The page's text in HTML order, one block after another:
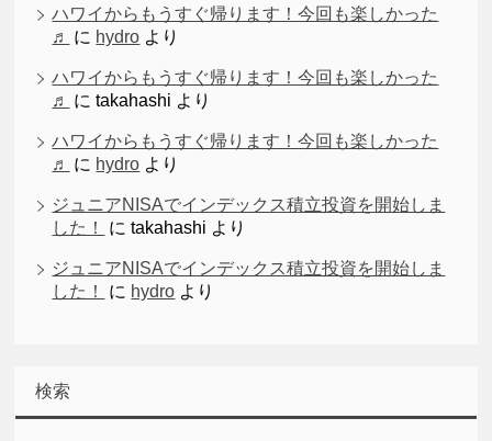
ハワイからもうすぐ帰ります！今回も楽しかった
♬
に hydro より
ハワイからもうすぐ帰ります！今回も楽しかった
♬
にtakahashi より
ハワイからもうすぐ帰ります！今回も楽しかった
♬
に hydro より
ジュニアNISAでインデックス積立投資を開始しま
した！
にtakahashi より
ジュニアNISAでインデックス積立投資を開始しま
した！
に hydro より
検索